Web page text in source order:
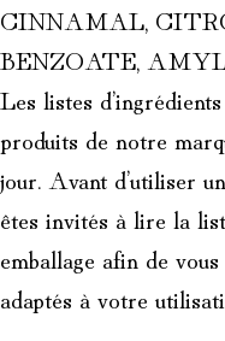
CINNAMAL,
BENZOATE,
Les listes
produits de notre
jour. Avant d’utiliser
êtes invités à lire la
emballage afin de
adaptés à votre